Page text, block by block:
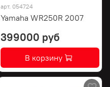
арт. 054724
Yamaha WR250R 2007
399000 руб
В корзину